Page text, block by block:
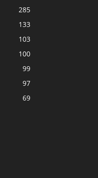
285
133
103
100
99
97
69